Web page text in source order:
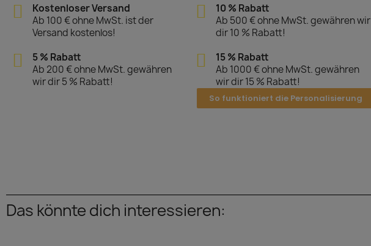
Kostenloser Versand
Ab 100 € ohne MwSt. ist der
Versand kostenlos!
5 % Rabatt
Ab 200 € ohne MwSt. gewähren
wir dir 5 % Rabatt!
10 % Rabatt
Ab 500 € ohne MwSt. gewähren wir
dir 10 % Rabatt!
15 % Rabatt
Ab 1000 € ohne MwSt. gewähren
wir dir 15 % Rabatt!
So funktioniert die Personalisierung
Das könnte dich interessieren: